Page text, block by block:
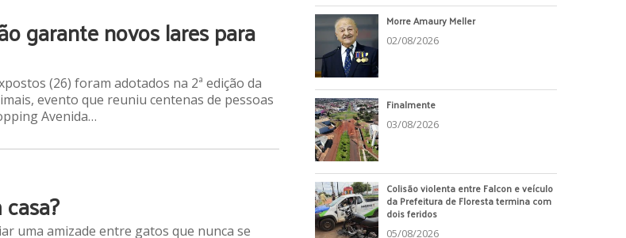
garante novos lares para
(26) foram adotados na 2ª edição da
evento que reuniu centenas de pessoas
Avenida…
uma amizade entre gatos que nunca se
Morre Amaury Meller
02/08/2026
Finalmente
03/08/2026
Colisão violenta entre Falcon e veículo
da Prefeitura de Floresta termina com
dois feridos
05/08/2026